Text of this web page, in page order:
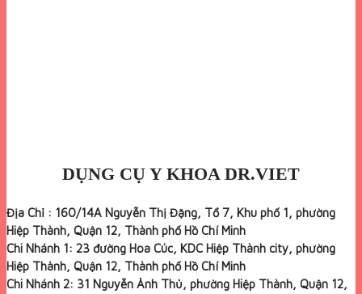
DỤNG CỤ Y KHOA DR.VIET
Địa Chỉ : 160/14A Nguyễn Thị Đặng, Tổ 7, Khu phố 1, phường
Hiệp Thành, Quận 12, Thành phố Hồ Chí Minh
Chi Nhánh 1: 23 đường Hoa Cúc, KDC Hiệp Thành city, phường
Hiệp Thành, Quận 12, Thành phố Hồ Chí Minh
Chi Nhánh 2: 31 Nguyễn Ảnh Thủ, phường Hiệp Thành, Quận 12,